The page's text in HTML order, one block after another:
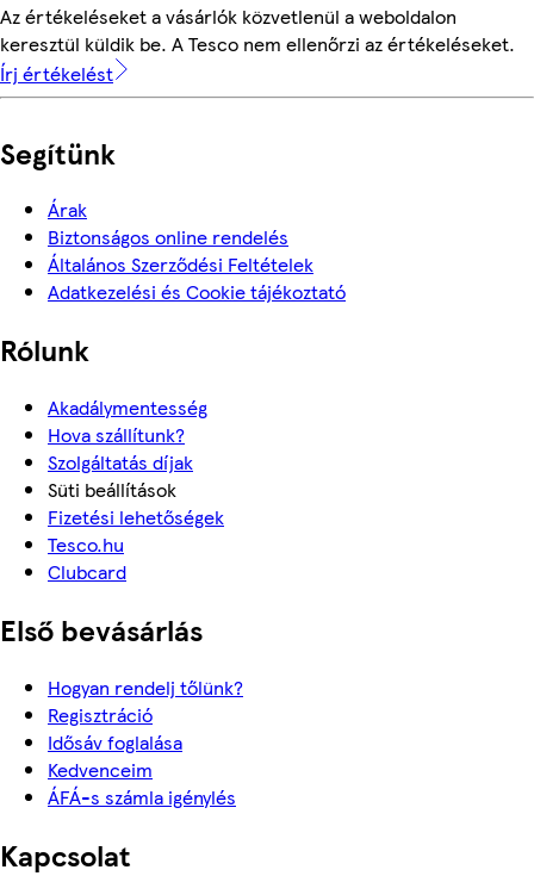
Az értékeléseket a vásárlók közvetlenül a weboldalon
keresztül küldik be. A Tesco nem ellenőrzi az értékeléseket.
Írj értékelést
Segítünk
Árak
Biztonságos online rendelés
Általános Szerződési Feltételek
Adatkezelési és Cookie tájékoztató
Rólunk
Akadálymentesség
Hova szállítunk?
Szolgáltatás díjak
Süti beállítások
Fizetési lehetőségek
Tesco.hu
Clubcard
Első bevásárlás
Hogyan rendelj tőlünk?
Regisztráció
Idősáv foglalása
Kedvenceim
ÁFÁ-s számla igénylés
Kapcsolat